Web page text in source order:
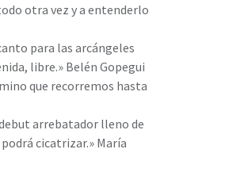
otra vez y a entenderlo
para las arcángeles
libre.» Belén Gopegui
que recorremos hasta
arrebatador lleno de
cicatrizar.» María